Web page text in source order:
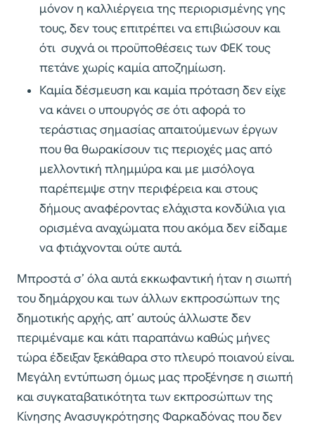
μόνον η καλλιέργεια της περιορισμένης γης
τους, δεν τους επιτρέπει να επιβιώσουν και
ότι συχνά οι προϋποθέσεις των ΦΕΚ τους
πετάνε χωρίς καμία αποζημίωση.
Καμία δέσμευση και καμία πρόταση δεν είχε
να κάνει ο υπουργός σε ότι αφορά το
τεράστιας σημασίας απαιτούμενων έργων
που θα θωρακίσουν τις περιοχές μας από
μελλοντική πλημμύρα και με μισόλογα
παρέπεμψε στην περιφέρεια και στους
δήμους αναφέροντας ελάχιστα κονδύλια για
ορισμένα αναχώματα που ακόμα δεν είδαμε
να φτιάχνονται ούτε αυτά.
Μπροστά σ’ όλα αυτά εκκωφαντική ήταν η σιωπή
του δημάρχου και των άλλων εκπροσώπων της
δημοτικής αρχής, απ’ αυτούς άλλωστε δεν
περιμέναμε και κάτι παραπάνω καθώς μήνες
τώρα έδειξαν ξεκάθαρα στο πλευρό ποιανού είναι.
Μεγάλη εντύπωση όμως μας προξένησε η σιωπή
και συγκαταβατικότητα των εκπροσώπων της
Κίνησης Ανασυγκρότησης Φαρκαδόνας που δεν